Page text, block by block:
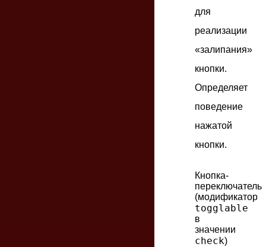
для
реализации
«залипания»
кнопки.
Определяет
поведение
нажатой
кнопки.
Кнопка-
переключатель
(модификатор
togglable
в
значении
check)